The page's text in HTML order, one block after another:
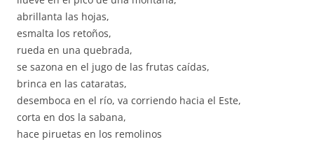
abrillanta las hojas,
esmalta los retoños,
rueda en una quebrada,
se sazona en el jugo de las frutas caídas,
brinca en las cataratas,
desemboca en el río, va corriendo hacia el Este,
corta en dos la sabana,
hace piruetas en los remolinos